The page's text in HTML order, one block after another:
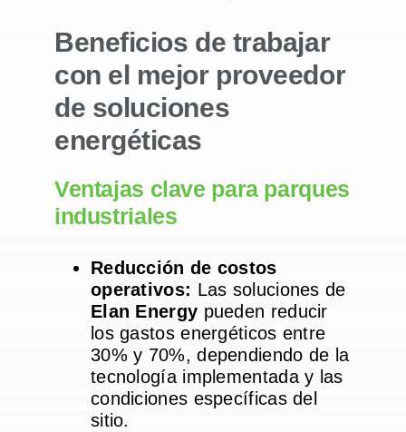
Beneficios de trabajar
con el mejor proveedor
de soluciones
energéticas
Ventajas clave para parques
industriales
Reducción de costos
operativos: Las soluciones de
Elan Energy pueden reducir
los gastos energéticos entre
30% y 70%, dependiendo de la
tecnología implementada y las
condiciones específicas del
sitio.